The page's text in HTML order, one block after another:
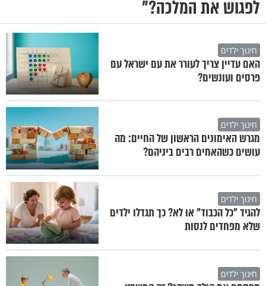
לפגוש את המלכה?"
חינוך ילדים
האם עדיין צריך לעורר את עם ישראל עם
פרסים ועונשים?
חינוך ילדים
מגרש האימונים הראשון של החיים: מה
עושים כשהאחים רבים ביניהם?
חינוך ילדים
להגיד "כל הכבוד" או לא? כך תגדלו ילדים
שלא מפחדים לנסות
חינוך ילדים